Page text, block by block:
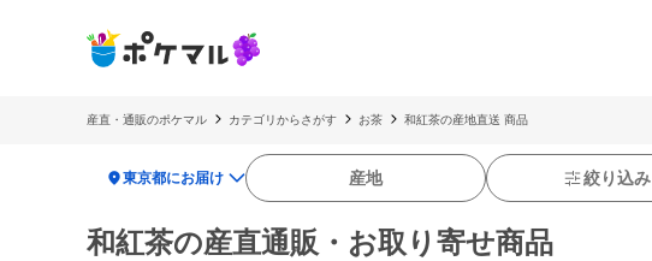
産直・通販のポケマル カテゴリからさがす お茶 和紅茶の産地直送 商品
location_on東京都にお届け 産地 絞り込み
和紅茶の産直通販・お取り寄せ商品